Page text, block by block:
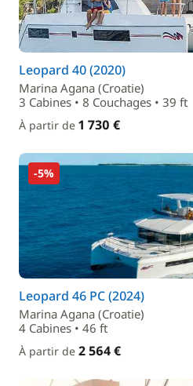
Leopard 40 (2020)
Marina Agana (Croatie)
3 Cabines • 8 Couchages • 39 ft
À partir de 1 730 €
-5%
Leopard 46 PC (2024)
Marina Agana (Croatie)
4 Cabines • 46 ft
À partir de 2 564 €